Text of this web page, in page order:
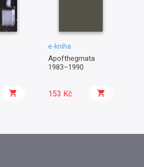
e-kniha
Apofthegmata
1983–1990
153 Kč